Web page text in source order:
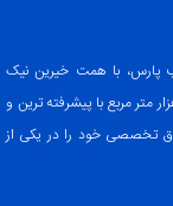
پارس، با همت خیرین نیک
از سال 1384 فعالیت خود را در زمینی به مساحت 30 هزار متر مربع با پیشرفته ترین و
تخصصی خود را در یکی از